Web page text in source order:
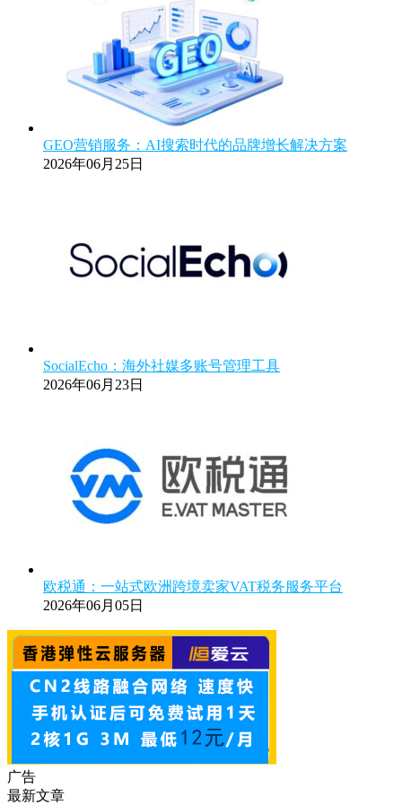
GEO营销服务：AI搜索时代的品牌增长解决方案
2026年06月25日
SocialEcho：海外社媒多账号管理工具
2026年06月23日
欧税通：一站式欧洲跨境卖家VAT税务服务平台
2026年06月05日
广告
最新文章